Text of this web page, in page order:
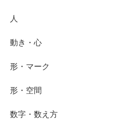
人
動き・心
形・マーク
形・空間
数字・数え方